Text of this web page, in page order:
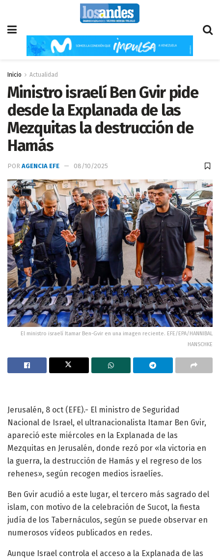
Inicio Actualidad
Ministro israelí Ben Gvir pide
desde la Explanada de las
Mezquitas la destrucción de
Hamás
POR AGENCIA EFE 08/10/2025
El ministro israelí Itamar Ben-Gvir en una imagen reciente. EFE/EPA/HANNIBAL
HANSCHKE
Jerusalén, 8 oct (EFE).- El ministro de Seguridad
Nacional de Israel, el ultranacionalista Itamar Ben Gvir,
apareció este miércoles en la Explanada de las
Mezquitas en Jerusalén, donde rezó por «la victoria en
la guerra, la destrucción de Hamás y el regreso de los
rehenes», según recogen medios israelíes.
Ben Gvir acudió a este lugar, el tercero más sagrado del
islam, con motivo de la celebración de Sucot, la fiesta
judía de los Tabernáculos, según se puede observar en
numerosos vídeos publicados en redes.
Aunque Israel controla el acceso a la Explanada de las